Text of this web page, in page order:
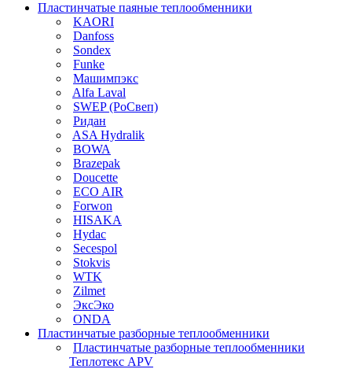
Пластинчатые паяные теплообменники
KAORI
Danfoss
Sondex
Funke
Машимпэкс
Alfa Laval
SWEP (РоСвеп)
Ридан
ASA Hydralik
BOWA
Brazepak
Doucette
ECO AIR
Forwon
HISAKA
Hydac
Secespol
Stokvis
WTK
Zilmet
ЭксЭко
ONDA
Пластинчатые разборные теплообменники
Пластинчатые разборные теплообменники
Теплотекс APV